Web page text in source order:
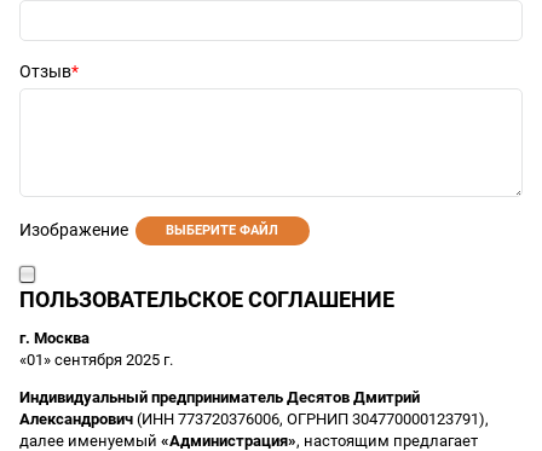
Отзыв
Изображение ВЫБЕРИТЕ ФАЙЛ
ПОЛЬЗОВАТЕЛЬСКОЕ СОГЛАШЕНИЕ
г. Москва
«01» сентября 2025 г.
Индивидуальный предприниматель Десятов Дмитрий
Александрович (ИНН 773720376006, ОГРНИП 304770000123791),
далее именуемый «Администрация», настоящим предлагает